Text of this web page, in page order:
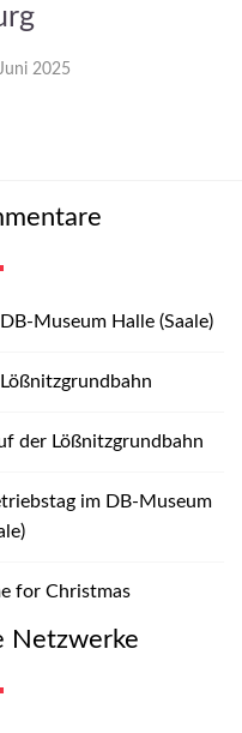
2025
Museum Halle (Saale)
der Lößnitzgrundbahn
im DB-Museum
for Christmas
Netzwerke